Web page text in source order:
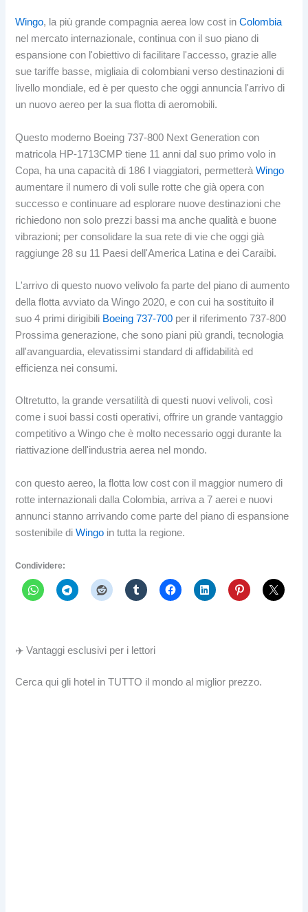
Wingo, la più grande compagnia aerea low cost inColombia
nel mercato internazionale, continua con il suo piano di
espansione con l'obiettivo di facilitare l'accesso, grazie alle
sue tariffe basse, migliaia di colombiani verso destinazioni di
livello mondiale, ed è per questo che oggi annuncia l'arrivo di
un nuovo aereo per la sua flotta di aeromobili.
Questo moderno Boeing 737-800 Next Generation con
matricola HP-1713CMP tiene 11 anni dal suo primo volo in
Copa, ha una capacità di 186 I viaggiatori, permetteràWingo
aumentare il numero di voli sulle rotte che già opera con
successo e continuare ad esplorare nuove destinazioni che
richiedono non solo prezzi bassi ma anche qualità e buone
vibrazioni; per consolidare la sua rete di vie che oggi già
raggiunge 28 su 11 Paesi dell'America Latina e dei Caraibi.
L'arrivo di questo nuovo velivolo fa parte del piano di aumento
della flotta avviato da Wingo 2020, e con cui ha sostituito il
suo 4 primi dirigibili Boeing 737-700 per il riferimento 737-800
Prossima generazione, che sono piani più grandi, tecnologia
all'avanguardia, elevatissimi standard di affidabilità ed
efficienza nei consumi.
Oltretutto, la grande versatilità di questi nuovi velivoli, così
come i suoi bassi costi operativi, offrire un grande vantaggio
competitivo a Wingo che è molto necessario oggi durante la
riattivazione dell'industria aerea nel mondo.
con questo aereo, la flotta low cost con il maggior numero di
rotte internazionali dalla Colombia, arriva a 7 aerei e nuovi
annunci stanno arrivando come parte del piano di espansione
sostenibile diWingo in tutta la regione.
Condividere:
✈️ Vantaggi esclusivi per i lettori
Cerca qui gli hotel in TUTTO il mondo al miglior prezzo.